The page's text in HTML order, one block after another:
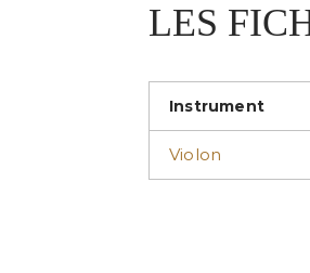
LES
Instrument
Violon